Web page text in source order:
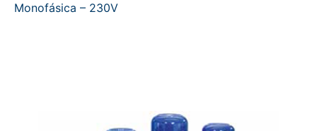
Monofásica – 230V